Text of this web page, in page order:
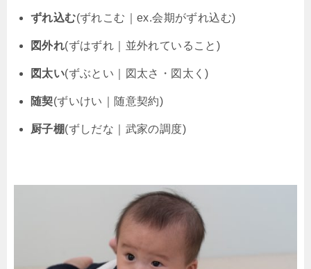
ずれ込む(ずれこむ｜ex.会期がずれ込む)
図外れ(ずはずれ｜並外れていること)
図太い(ずぶとい｜図太さ・図太く)
随契(ずいけい｜随意契約)
厨子棚(ずしだな｜武家の調度)